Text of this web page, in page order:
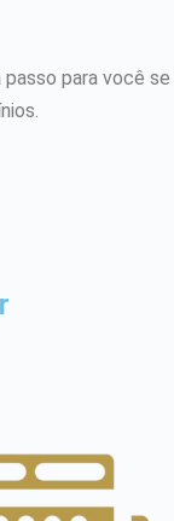
passo para você se